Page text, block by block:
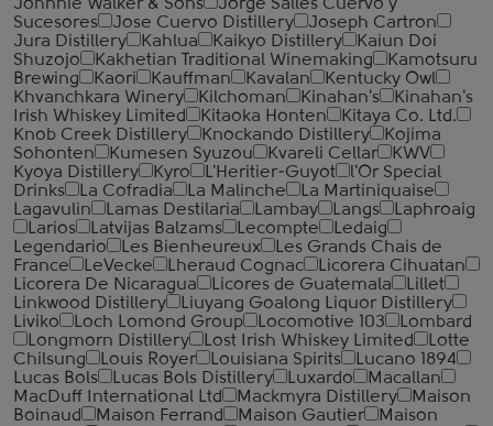
Johnnie Walker & Sons
Jorge Salles Cuervo y
Sucesores
Jose Cuervo Distillery
Joseph Cartron
Jura Distillery
Kahlua Kaikyo Distillery
Kaiun Doi
Shuzojo
Kakhetian Traditional Winemaking
Kamotsuru
Brewing
Kaori Kauffman Kavalan
Kentucky Owl
Khvanchkara Winery
Kilchoman Kinahan's
Kinahan's
Irish Whiskey Limited
Kitaoka Honten
Kitaya Co. Ltd.
Knob Creek Distillery
Knockando Distillery
Kojima
Sohonten
Kumesen Syuzou Kvareli Cellar
KWV
Kyoya Distillery
Kyro L'Heritier-Guyot
l'Or Special
Drinks
La Cofradia La Malinche
La Martiniquaise
Lagavulin
Lamas Destilaria Lambay Langs
Laphroaig
Larios
Latvijas Balzams Lecompte
Ledaig
Legendario
Les Bienheureux
Les Grands Chais de
France
LeVecke Lheraud Cognac
Licorera Cihuatan
Licorera De Nicaragua
Licores de Guatemala
Lillet
Linkwood Distillery
Liuyang Goalong Liquor Distillery
Liviko
Loch Lomond Group Locomotive 103
Lombard
Longmorn Distillery
Lost Irish Whiskey Limited
Lotte
Chilsung
Louis Royer Louisiana Spirits
Lucano 1894
Lucas Bols
Lucas Bols Distillery Luxardo
Macallan
MacDuff International Ltd
Mackmyra Distillery
Maison
Boinaud
Maison Ferrand Maison Gautier
Maison